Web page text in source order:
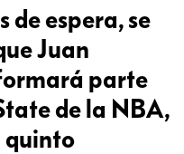
de espera, se
Juan
parte
de la NBA,
quinto